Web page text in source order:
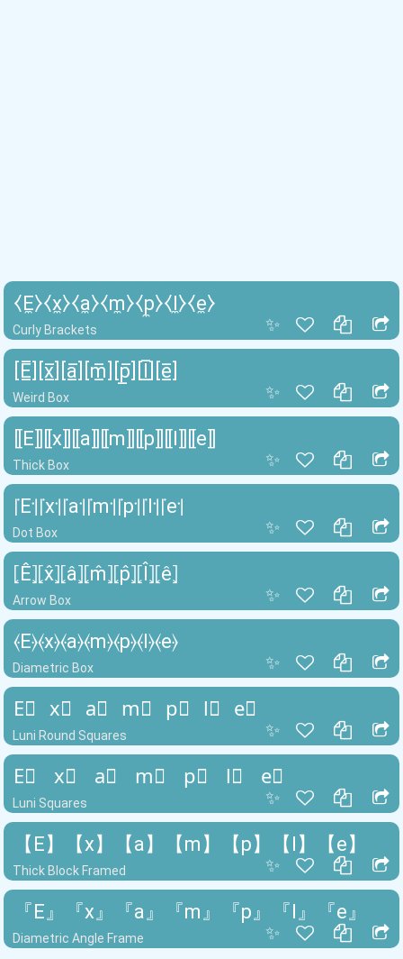
✨
Curly Brackets
⧼E̼⧽⧼x̼⧽⧼a̼⧽⧼m̼⧽⧼p̼⧽⧼l̼⧽⧼e̼⧽
✨
Weird Box
[E̲̅][x̲̅][a̲̅][m̲̅][p̲̅][l̲̅][e̲̅]
✨
Thick Box
⟦E⟧⟦x⟧⟦a⟧⟦m⟧⟦p⟧⟦l⟧⟦e⟧
✨
Dot Box
꜍E꜉꜍x꜉꜍a꜉꜍m꜉꜍p꜉꜍l꜉꜍e꜉
✨
Arrow Box
⦏Ê⦎⦏x̂⦎⦏â⦎⦏m̂⦎⦏p̂⦎⦏l̂⦎⦏ê⦎
✨
Diametric Box
⦑E⦒⦑x⦒⦑a⦒⦑m⦒⦑p⦒⦑l⦒⦑e⦒
✨
Luni Round Squares
E⃣ x⃣ a⃣ m⃣ p⃣ l⃣ e⃣
✨
Luni Squares
E⃞ x⃞ a⃞ m⃞ p⃞ l⃞ e⃞
✨
Thick Block Framed
【E】【x】【a】【m】【p】【l】【e】
✨
Diametric Angle Frame
『E』『x』『a』『m』『p』『l』『e』